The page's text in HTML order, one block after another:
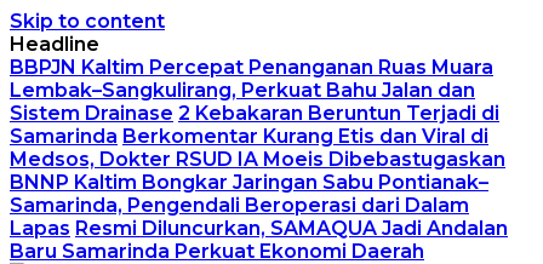
Skip to content
Headline
BBPJN Kaltim Percepat Penanganan Ruas Muara
Lembak–Sangkulirang, Perkuat Bahu Jalan dan
Sistem Drainase 2 Kebakaran Beruntun Terjadi di
Samarinda Berkomentar Kurang Etis dan Viral di
Medsos, Dokter RSUD IA Moeis Dibebastugaskan
BNNP Kaltim Bongkar Jaringan Sabu Pontianak–
Samarinda, Pengendali Beroperasi dari Dalam
Lapas Resmi Diluncurkan, SAMAQUA Jadi Andalan
Baru Samarinda Perkuat Ekonomi Daerah